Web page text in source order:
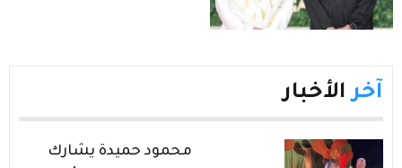
آخر الأخبار
محمود حميدة يشارك